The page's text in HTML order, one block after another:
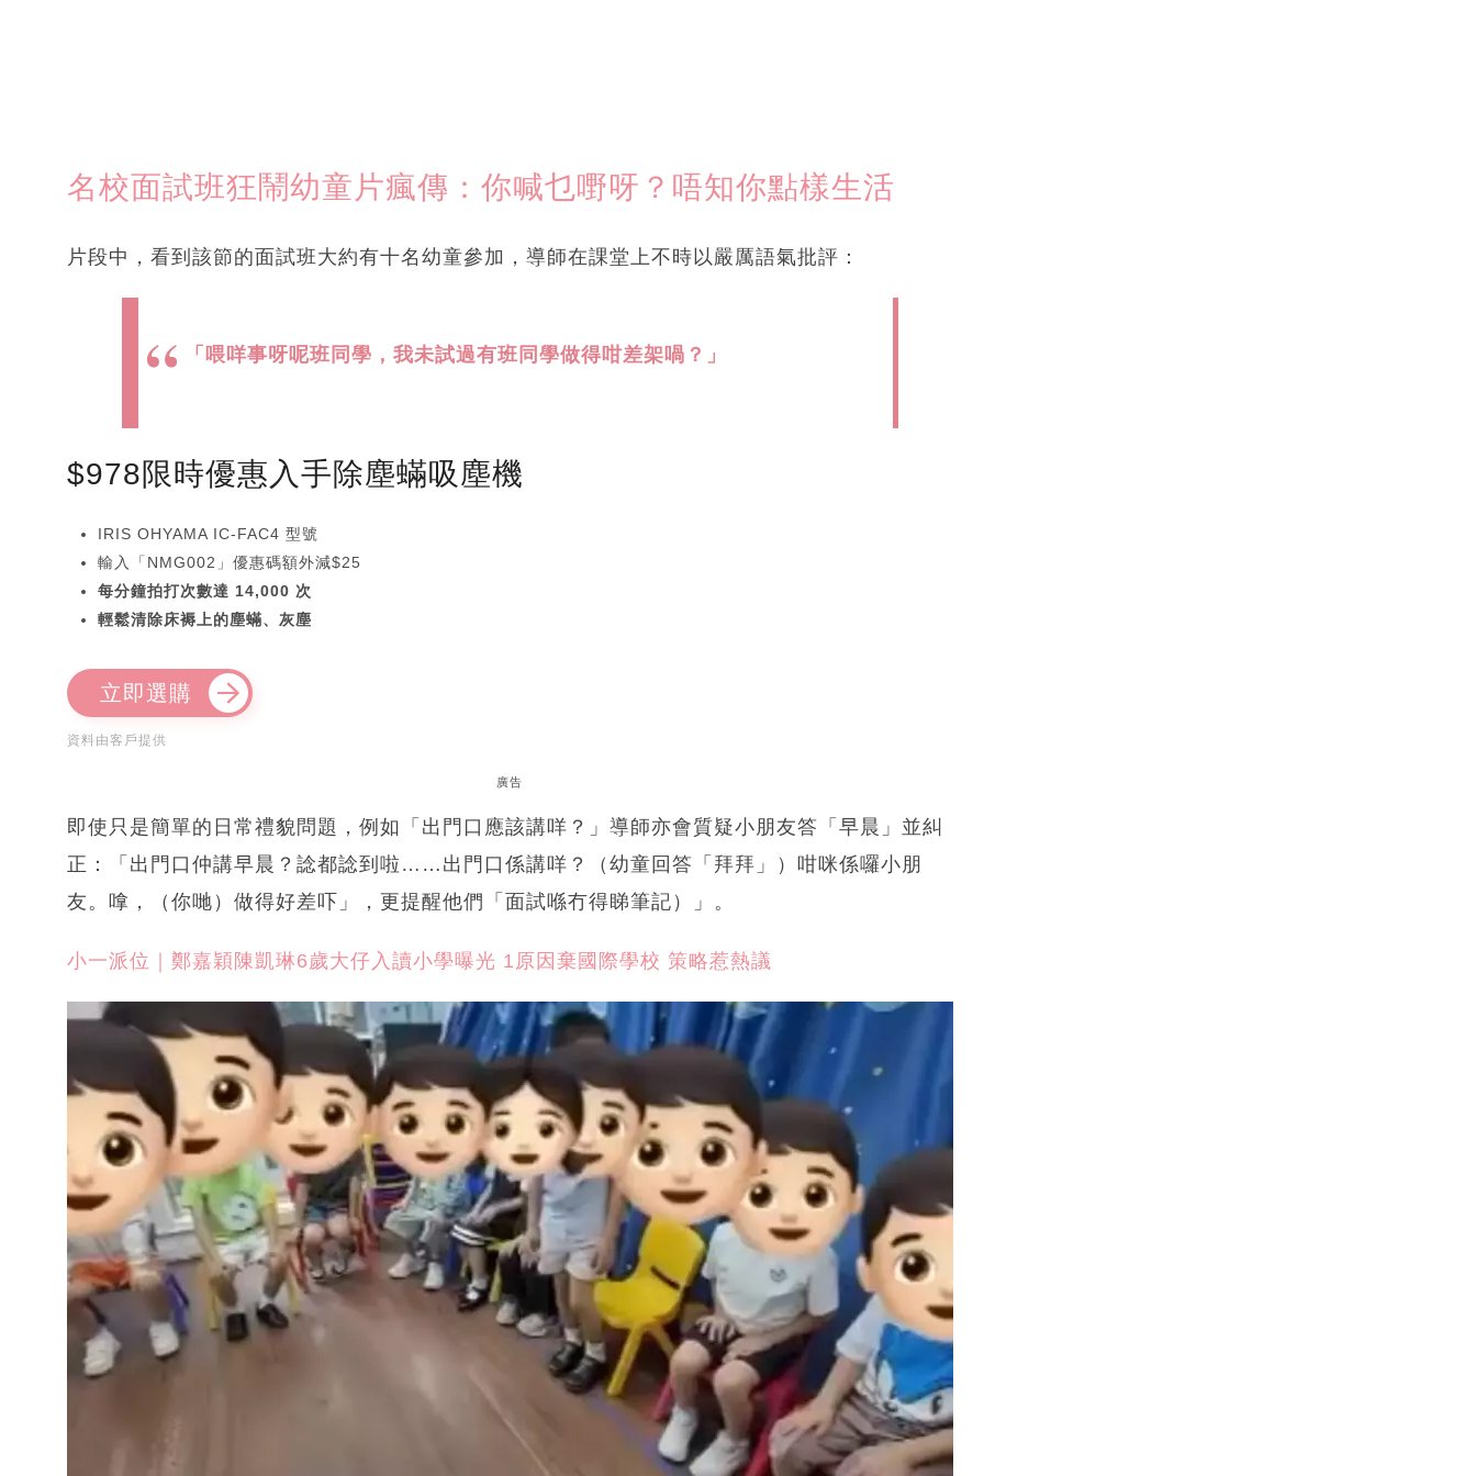
名校面試班狂鬧幼童片瘋傳：你喊乜嘢呀？唔知你點樣生活
片段中，看到該節的面試班大約有十名幼童參加，導師在課堂上不時以嚴厲語氣批評：
「喂咩事呀呢班同學，我未試過有班同學做得咁差架喎？」
$978限時優惠入手除塵蟎吸塵機
IRIS OHYAMA IC-FAC4 型號
輸入「NMG002」優惠碼額外減$25
每分鐘拍打次數達 14,000 次
輕鬆清除床褥上的塵蟎、灰塵
立即選購
資料由客戶提供
廣告
即使只是簡單的日常禮貌問題，例如「出門口應該講咩？」導師亦會質疑小朋友答「早晨」並糾
正：「出門口仲講早晨？諗都諗到啦……出門口係講咩？（幼童回答「拜拜」）咁咪係囉小朋
友。嗱，（你哋）做得好差吓」，更提醒他們「面試喺冇得睇筆記）」。
小一派位｜鄭嘉穎陳凱琳6歲大仔入讀小學曝光 1原因棄國際學校 策略惹熱議